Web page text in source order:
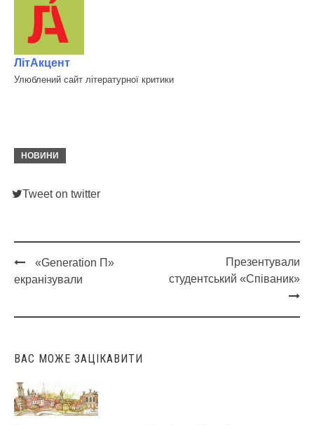
ЛітАкцент
Улюблений сайт літературної критики
НОВИНИ
Tweet on twitter
Post
«Generation П»
екранізували
Презентували
студентський «Співаник»
ВАС МОЖЕ ЗАЦІКАВИТИ